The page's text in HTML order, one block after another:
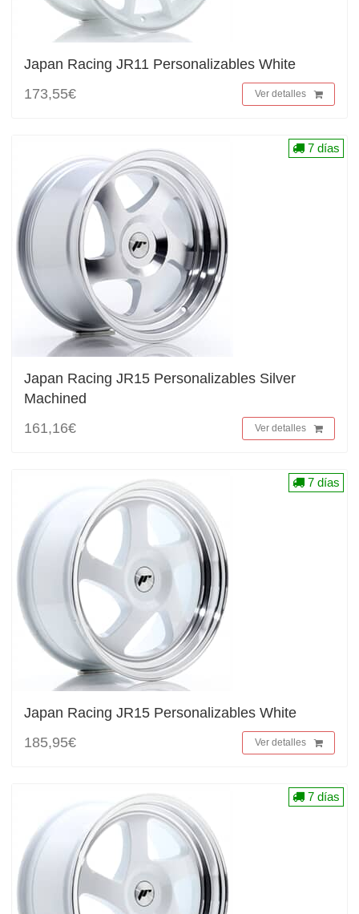
Japan Racing JR11 Personalizables White
173,55€
Ver detalles
Japan Racing JR15 Personalizables Silver
Machined
161,16€
Ver detalles
7 días
Japan Racing JR15 Personalizables White
185,95€
Ver detalles
7 días
7 días